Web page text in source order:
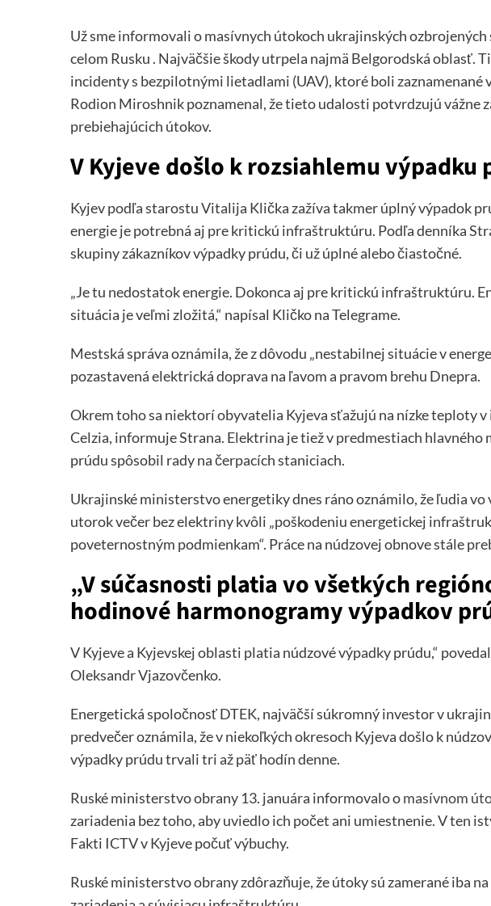
Už sme informovali o masívnych útokoch ukrajinských
celom Rusku . Najväčšie škody utrpela najmä Belgorodská oblasť.
incidenty s bezpilotnými lietadlami (UAV), ktoré boli zaznamenané
Rodion Miroshnik poznamenal, že tieto udalosti potvrdzujú vážne
prebiehajúcich útokov.
V Kyjeve došlo k rozsiahlemu výpadku
Kyjev podľa starostu Vitalija Klička zažíva takmer úplný výpadok
energie je potrebná aj pre kritickú infraštruktúru. Podľa denníka
skupiny zákazníkov výpadky prúdu, či už úplné alebo čiastočné.
„Je tu nedostatok energie. Dokonca aj pre kritickú infraštruktúru.
situácia je veľmi zložitá,“ napísal Kličko na Telegrame.
Mestská správa oznámila, že z dôvodu „nestabilnej situácie v
pozastavená elektrická doprava na ľavom a pravom brehu Dnepra.
Okrem toho sa niektorí obyvatelia Kyjeva sťažujú na nízke teploty
Celzia, informuje Strana. Elektrina je tiež v predmestiach hlavného
prúdu spôsobil rady na čerpacích staniciach.
Ukrajinské ministerstvo energetiky dnes ráno oznámilo, že ľudia
utorok večer bez elektriny kvôli „poškodeniu energetickej
poveternostným podmienkam“. Práce na núdzovej obnove stále
„V súčasnosti platia vo všetkých
hodinové harmonogramy výpadkov
V Kyjeve a Kyjevskej oblasti platia núdzové výpadky prúdu,“
Oleksandr Vjazovčenko.
Energetická spoločnosť DTEK, najväčší súkromný investor v
predvečer oznámila, že v niekoľkých okresoch Kyjeva došlo k
výpadky prúdu trvali tri až päť hodín denne.
Ruské ministerstvo obrany 13. januára informovalo omasívnom
zariadenia bez toho, aby uviedlo ich počet ani umiestnenie. V ten
Fakti ICTV v Kyjeve počuť výbuchy.
Ruské ministerstvo obrany zdôrazňuje, že útoky sú zamerané iba